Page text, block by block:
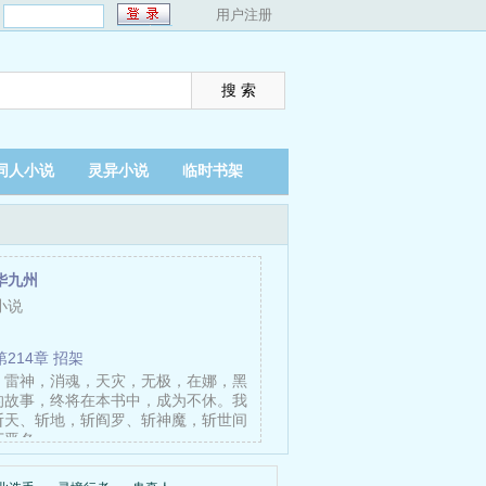
用户注册
人小说 灵异小说 临时书架
九州
说
214章 招架
雷神，消魂，天灾，无极，在娜，黑
事，终将在本书中，成为不休。我
、斩地，斩阎罗、斩神魔，斩世间
恶名……